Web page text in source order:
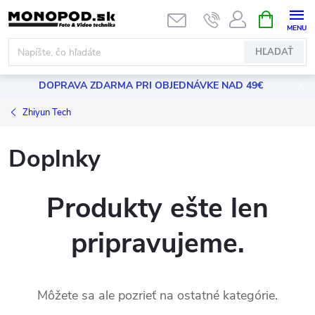
Prejsť
na
obsah
HĽADAŤ
KOŠÍK
DOPRAVA ZDARMA PRI OBJEDNÁVKE NAD 49€
Zhiyun Tech
Doplnky
Produkty ešte len
pripravujeme.
Môžete sa ale pozrieť na ostatné kategórie.